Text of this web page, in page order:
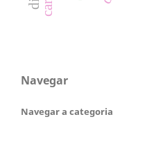
Navegar
Navegar a categoria